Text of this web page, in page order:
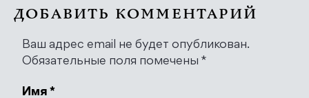
ДОБАВИТЬ КОММЕНТАРИЙ
Ваш адрес email не будет опубликован.
Обязательные поля помечены *
Имя *